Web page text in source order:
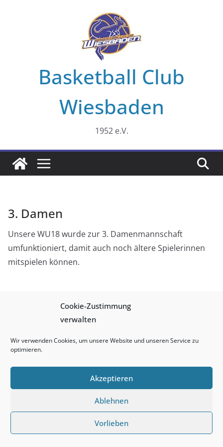
Cookie-Zustimmung
verwalten
Wir verwenden Cookies, um unsere Website und unseren Service zu
optimieren.
Akzeptieren
Ablehnen
Vorlieben
Basketball Club
Wiesbaden
1952 e.V.
3. Damen
Unsere WU18 wurde zur 3. Damenmannschaft
umfunktioniert, damit auch noch ältere Spielerinnen
mitspielen können.
Kontakt zu den Trainerinnen:
Copyright © 2026Basketball Club Wiesbaden. Alle Rechte
vorbehalten.
Theme:ColorMagvon ThemeGrill. Präsentiert vonWordPress